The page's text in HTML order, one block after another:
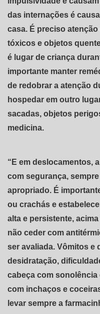
das internações é
casa. É preciso
tóxicos e objetos
é lugar de criança
importante manter
de redobrar a atenção
hospedar em outro
sacadas, objetos
medicina.
“E em deslocamentos,
com segurança,
apropriado. É
ou crachás e
alta e persistente,
não ceder com
ser avaliada. Vômitos e
desidratação,
cabeça com
com inchaços e
levar sempre a